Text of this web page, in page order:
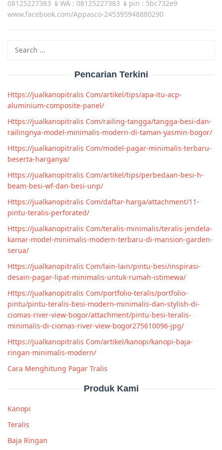
08125227383 📱WA : 08125227383 📱pin : 5bc732e9
www.facebook.com/Appasco-245395948880290
for:
Pencarian Terkini
Https://jualkanopitralis Com/artikel/tips/apa-itu-acp-
aluminium-composite-panel/
Https://jualkanopitralis Com/railing-tangga/tangga-besi-dan-
railingnya-model-minimalis-modern-di-taman-yasmin-bogor/
Https://jualkanopitralis Com/model-pagar-minimalis-terbaru-
beserta-harganya/
Https://jualkanopitralis Com/artikel/tips/perbedaan-besi-h-
beam-besi-wf-dan-besi-unp/
Https://jualkanopitralis Com/daftar-harga/attachment/11-
pintu-teralis-perforated/
Https://jualkanopitralis Com/teralis-minimalis/teralis-jendela-
kamar-model-minimalis-modern-terbaru-di-mansion-garden-
serua/
Https://jualkanopitralis Com/lain-lain/pintu-besi/inspirasi-
desain-pagar-lipat-minimalis-untuk-rumah-istimewa/
Https://jualkanopitralis Com/portfolio-teralis/portfolio-
pintu/pintu-teralis-besi-modern-minimalis-dan-stylish-di-
ciomas-river-view-bogor/attachment/pintu-besi-teralis-
minimalis-di-ciomas-river-view-bogor275610096-jpg/
Https://jualkanopitralis Com/artikel/kanopi/kanopi-baja-
ringan-minimalis-modern/
Cara Menghitung Pagar Tralis
Produk Kami
Kanopi
Teralis
Baja Ringan